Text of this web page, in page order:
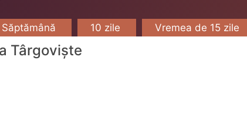
Săptămână 10 zile Vremea de 15 zile
Târgoviște